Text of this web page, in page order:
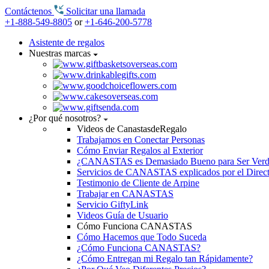
Contáctenos
Solicitar una llamada
+1-888-549-8805 or+1-646-200-5778
Asistente de regalos
Nuestras marcas
¿Por qué nosotros?
Videos de CanastasdeRegalo
Trabajamos en Conectar Personas
Cómo Enviar Regalos al Exterior
¿CANASTAS es Demasiado Bueno para Ser
Servicios de CANASTAS explicados por el
Testimonio de Cliente de Arpine
Trabajar en CANASTAS
Servicio GiftyLink
Videos Guía de Usuario
Cómo Funciona CANASTAS
Cómo Hacemos que Todo Suceda
¿Cómo Funciona CANASTAS?
¿Cómo Entregan mi Regalo tan Rápidamente?